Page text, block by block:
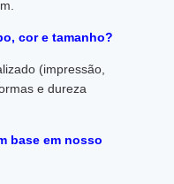
cor e tamanho?
(impressão,
e dureza
base em nosso